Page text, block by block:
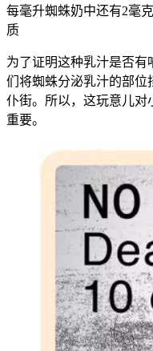
每毫升蜘蛛奶中还有2毫
质
为了证明这种乳汁是否
们将蜘蛛分泌乳汁的部位
仆街。所以，这玩意儿对
重要。